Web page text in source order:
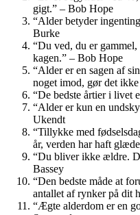
gigt.” – Bob Hope
“Alder betyder
Burke
“Du ved, du er gammel,
kagen.” – Bob Hope
“Alder er en sagen af
noget imod, gør det
“De bedste årtier i livet
“Alder er kun en
Ukendt
“Tillykke med
år, verden har haft
“Du bliver ikke ældre.
Bassey
“Den bedste måde at
antallet af rynker på dit
“Ægte alderdom er en